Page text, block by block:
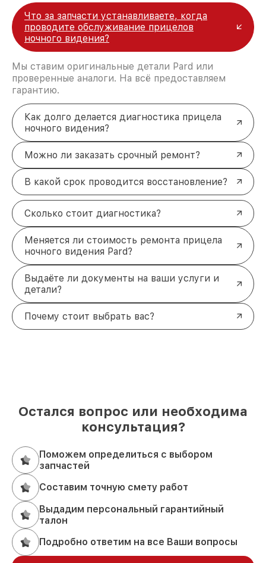
Что за запчасти устанавливаете, когда
проводите обслуживание прицелов
ночного видения?
Мы ставим оригинальные детали Pard или
проверенные аналоги. На всё предоставляем
гарантию.
Как долго делается диагностика прицела
ночного видения?
Можно ли заказать срочный ремонт?
В какой срок проводится восстановление?
Сколько стоит диагностика?
Меняется ли стоимость ремонта прицела
ночного видения Pard?
Выдаёте ли документы на ваши услуги и
детали?
Почему стоит выбрать вас?
Остался вопрос или необходима
консультация?
Поможем определиться с выбором
запчастей
Составим точную смету работ
Выдадим персональный гарантийный
талон
Подробно ответим на все Ваши вопросы